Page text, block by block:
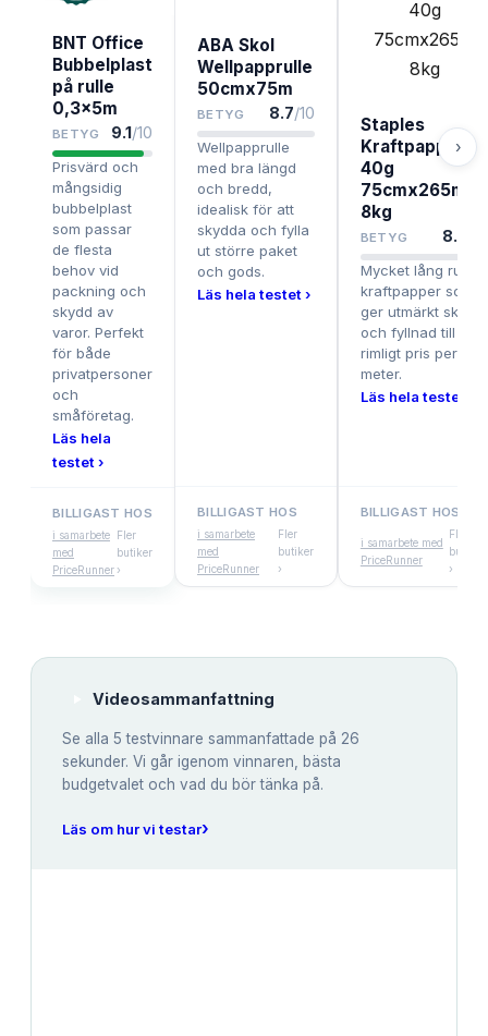
BNT Office
Bubbelplast
på rulle
0,3x5m
BETYG 9.1/10
Prisvärd och
mångsidig
bubbelplast
som passar
de flesta
behov vid
packning och
skydd av
varor. Perfekt
för både
privatpersoner
och
småföretag.
Läs hela
testet ›
BILLIGAST HOS
i samarbete
med
PriceRunner
Fler
butiker
›
ABA Skol
Wellpapprulle
50cmx75m
BETYG 8.7/10
Wellpapprulle
med bra längd
och bredd,
idealisk för att
skydda och fylla
ut större paket
och gods.
Läs hela testet ›
BILLIGAST HOS
i samarbete
med
PriceRunner
Fler
butiker
›
Staples
Kraftpapper
40g
75cmx265m
8kg
BETYG 8.5
Mycket lång rulle
kraftpapper som
ger utmärkt skydd
och fyllnad till ett
rimligt pris per
meter.
Läs hela testet ›
BILLIGAST HOS
i samarbete med
PriceRunner
Fler
butiker
›
›
Videosammanfattning
Se alla 5 testvinnare sammanfattade på 26
sekunder. Vi går igenom vinnaren, bästa
budgetvalet och vad du bör tänka på.
Läs om hur vi testar›